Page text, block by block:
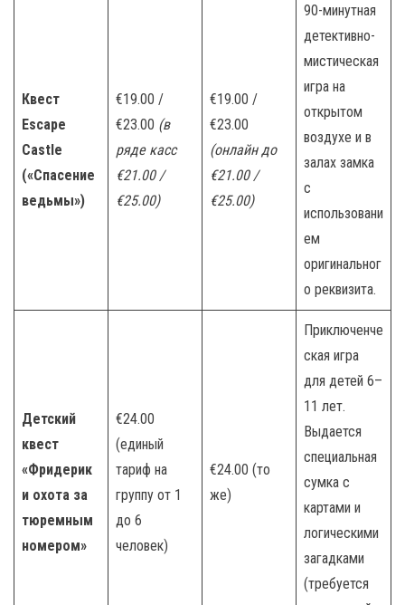
Квест
Escape
Castle
(«Спасение
ведьмы»)
€19.00 /
€23.00 (в
ряде касс
€21.00 /
€25.00)
€19.00 /
€23.00
(онлайн до
€21.00 /
€25.00)
90-минутная
детективно-
мистическая
игра на
открытом
воздухе и в
залах замка
с
использовани
ем
оригинальног
о реквизита.
Детский
квест
«Фридерик
и охота за
тюремным
номером»
€24.00
(единый
тариф на
группу от 1
до 6
человек)
€24.00 (то
же)
Приключенче
ская игра
для детей 6–
11 лет.
Выдается
специальная
сумка с
картами и
логическими
загадками
(требуется